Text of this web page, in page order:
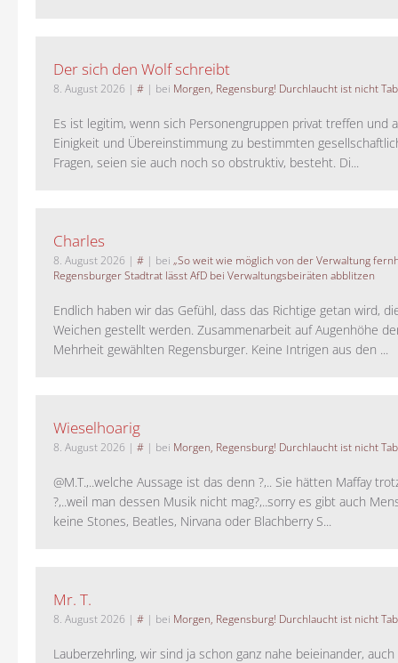
Der sich den Wolf schreibt
8. August 2026 | # | bei Morgen, Regensburg! Durchlaucht ist nicht
Es ist legitim, wenn sich Personengruppen privat treffen und
Einigkeit und Übereinstimmung zu bestimmten
Fragen, seien sie auch noch so obstruktiv, besteht. Di...
Charles
8. August 2026 | # | bei „So weit wie möglich von der Verwaltung
Regensburger Stadtrat lässt AfD bei Verwaltungsbeiräten abblitzen
Endlich haben wir das Gefühl, dass das Richtige getan wird,
Weichen gestellt werden. Zusammenarbeit auf Augenhöhe
Mehrheit gewählten Regensburger. Keine Intrigen aus den ...
Wieselhoarig
8. August 2026 | # | bei Morgen, Regensburg! Durchlaucht ist nicht
@M.T.,..welche Aussage ist das denn ?,.. Sie hätten Maffay
?,..weil man dessen Musik nicht mag?,..sorry es gibt auch
keine Stones, Beatles, Nirvana oder Blachberry S...
Mr. T.
8. August 2026 | # | bei Morgen, Regensburg! Durchlaucht ist nicht
Lauberzehrling, wir sind ja schon ganz nahe beieinander,